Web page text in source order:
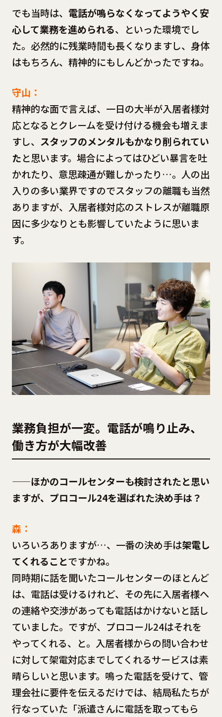
でも当時は、 電話が鳴らなくなってようやく安
心して業務を進められる、といった環境でし
た。必然的に残業時間も長くなりますし、身体
はもちろん、精神的にもしんどかったですね。
守山：
精神的な面で言えば、一日の大半が入居者様対
応となるとクレームを受け付ける機会も増えま
すし、 スタッフのメンタルもかなり削られてい
たと思います。場合によってはひどい暴言を吐
かれたり、意思疎通が難しかったり…。人の出
入りの多い業界ですのでスタッフの離職も当然
ありますが、入居者様対応のストレスが離職原
因に多少なりとも影響していたように思いま
す。
業務負担が一変。電話が鳴り止み、
働き方が大幅改善
——ほかのコールセンターも検討されたと思い
ますが、プロコール24を選ばれた決め手は？
森：
いろいろありますが…、一番の決め手は架電し
てくれることですかね。
同時期に話を聞いたコールセンターのほとんど
は、電話は受けるけれど、その先に入居者様へ
の連絡や交渉があっても電話はかけないと話し
ていました。ですが、プロコール24はそれを
やってくれる、と。入居者様からの問い合わせ
に対して架電対応までしてくれるサービスは素
晴らしいと思います。鳴った電話を受けて、管
理会社に要件を伝えるだけでは、結局私たちが
行なっていた「派遣さんに電話を取ってもら